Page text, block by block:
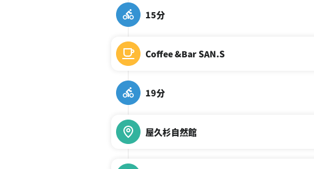
15分
Coffee &Bar SAN.S
19分
屋久杉自然館